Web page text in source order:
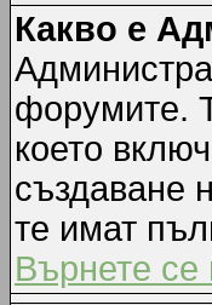
Какво е
форумите.
което
създаване
те имат
Върнете се